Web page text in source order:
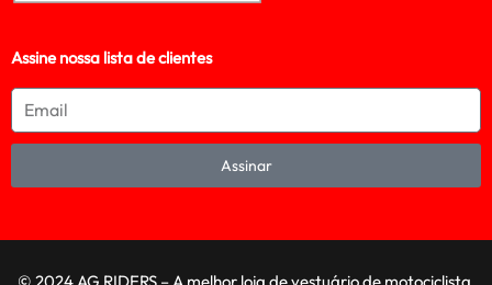
Assine nossa lista de clientes
Assinar